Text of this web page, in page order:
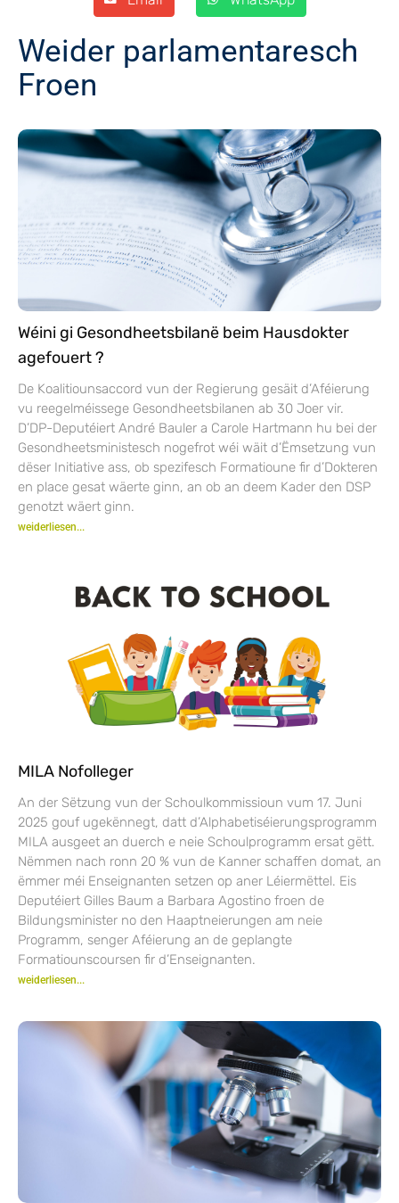
Weider parlamentaresch
Froen
Wéini gi Gesondheetsbilanë beim Hausdokter
agefouert ?
De Koalitiounsaccord vun der Regierung gesäit d’Aféierung
vu reegelméissege Gesondheetsbilanen ab 30 Joer vir.
D’DP-Deputéiert André Bauler a Carole Hartmann hu bei der
Gesondheetsministesch nogefrot wéi wäit d’Ëmsetzung vun
dëser Initiative ass, ob spezifesch Formatioune fir d’Dokteren
en place gesat wäerte ginn, an ob an deem Kader den DSP
genotzt wäert ginn.
weiderliesen...
MILA Nofolleger
An der Sëtzung vun der Schoulkommissioun vum 17. Juni
2025 gouf ugekënnegt, datt d’Alphabetiséierungsprogramm
MILA ausgeet an duerch e neie Schoulprogramm ersat gëtt.
Nëmmen nach ronn 20 % vun de Kanner schaffen domat, an
ëmmer méi Enseignanten setzen op aner Léiermëttel. Eis
Deputéiert Gilles Baum a Barbara Agostino froen de
Bildungsminister no den Haaptneierungen am neie
Programm, senger Aféierung an de geplangte
Formatiounscoursen fir d’Enseignanten.
weiderliesen...